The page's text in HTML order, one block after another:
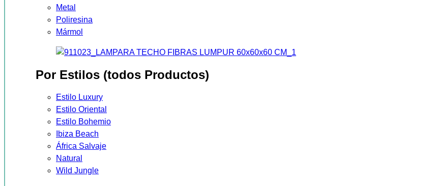
Metal
Poliresina
Mármol
Por Estilos (todos Productos)
Estilo Luxury
Estilo Oriental
Estilo Bohemio
Ibiza Beach
África Salvaje
Natural
Wild Jungle